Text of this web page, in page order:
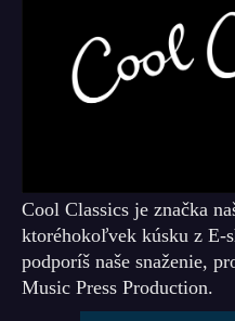
Cool Classics je značka
ktoréhokoľvek kúsku z E-
podporíš naše snaženie,
Music Press Production.